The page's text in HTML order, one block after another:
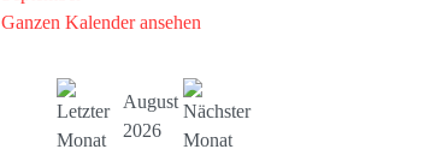
Ganzen Kalender ansehen
August
2026